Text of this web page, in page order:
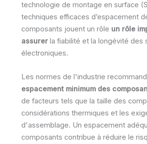
technologie de montage en surface
techniques efficaces d’espacement
composants jouent un rôle un rôle
assurer la fiabilité et la longévité des
électroniques.
Les normes de l'industrie
espacement minimum des
de facteurs tels que la taille des
considérations thermiques et les
d'assemblage. Un espacement
composants contribue à réduire le